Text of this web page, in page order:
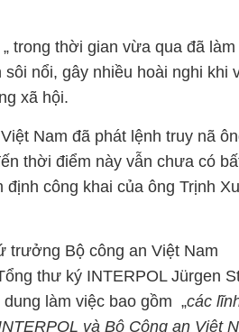
trong thời gian vừa qua đã làm
nổi, gây nhiều hoài nghi khi
xã hội.
Nam đã phát lệnh truy nã
thời điểm này vẫn chưa có
công khai của ông Trịnh
trưởng Bộ công an Việt Nam
thư ký INTERPOL Jürgen
làm việc bao gồm „các
và Bộ Công an Việt